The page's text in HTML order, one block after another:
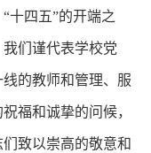
十四五”的开端之
们谨代表学校党
的教师和管理、服
福和诚挚的问候，
致以崇高的敬意和